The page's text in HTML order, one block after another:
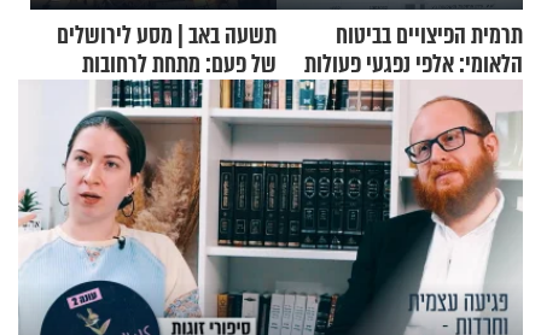
תרמית הפיצויים בביטוח
הלאומי: אלפי נפגעי פעולות
איבה קיבלו כספים במירמה
תשעה באב | מסע לירושלים
של פעם: מתחת לרחובות
ירושלים